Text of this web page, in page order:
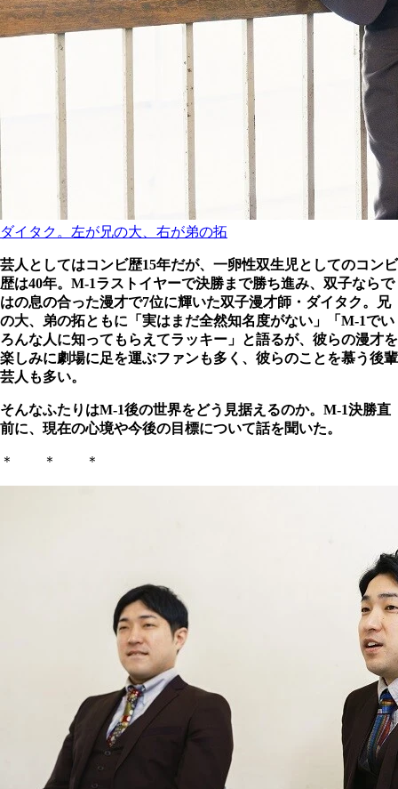
ダイタク。左が兄の大、右が弟の拓
芸人としてはコンビ歴15年だが、一卵性双生児としてのコンビ
歴は40年。M-1ラストイヤーで決勝まで勝ち進み、双子ならで
はの息の合った漫才で7位に輝いた双子漫才師・ダイタク。兄
の大、弟の拓ともに「実はまだ全然知名度がない」「M-1でい
ろんな人に知ってもらえてラッキー」と語るが、彼らの漫才を
楽しみに劇場に足を運ぶファンも多く、彼らのことを慕う後輩
芸人も多い。
そんなふたりはM-1後の世界をどう見据えるのか。M-1決勝直
前に、現在の心境や今後の目標について話を聞いた。
＊ ＊ ＊